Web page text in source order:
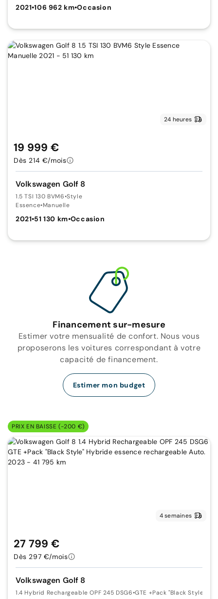
2021•106 962 km•Occasion
24 heures
Volkswagen Golf 8
1.5 TSI 130 BVM6•Style
Essence•Manuelle
2021•51 130 km•Occasion
19 999 €
Dès 214 €/mois
Financement sur-mesure
Estimer votre mensualité de confort. Nous vous
proposerons les voitures correspondant à votre
capacité de financement.
Estimer mon budget
PRIX EN BAISSE (-200 €)
4 semaines
Volkswagen Golf 8
1.4 Hybrid Rechargeable OPF 245 DSG6•GTE +Pack "Black Style"
27 799 €
Dès 297 €/mois